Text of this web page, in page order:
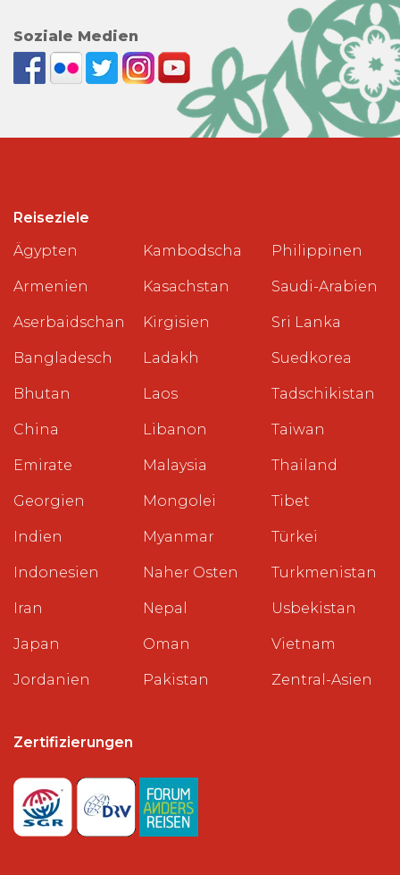
Soziale Medien
Reiseziele
Ägypten
Armenien
Aserbaidschan
Bangladesch
Bhutan
China
Emirate
Georgien
Indien
Indonesien
Iran
Japan
Jordanien
Kambodscha
Kasachstan
Kirgisien
Ladakh
Laos
Libanon
Malaysia
Mongolei
Myanmar
Naher Osten
Nepal
Oman
Pakistan
Philippinen
Saudi-Arabien
Sri Lanka
Suedkorea
Tadschikistan
Taiwan
Thailand
Tibet
Türkei
Turkmenistan
Usbekistan
Vietnam
Zentral-Asien
Zertifizierungen